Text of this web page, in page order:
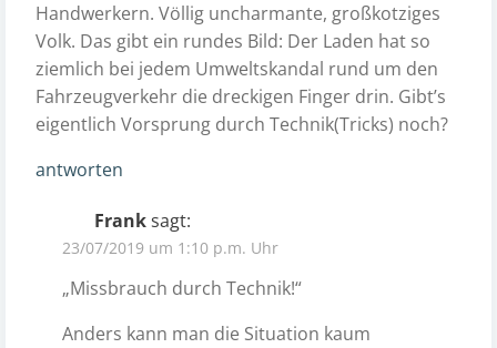
Handwerkern. Völlig uncharmante, großkotziges
Volk. Das gibt ein rundes Bild: Der Laden hat so
ziemlich bei jedem Umweltskandal rund um den
Fahrzeugverkehr die dreckigen Finger drin. Gibt’s
eigentlich Vorsprung durch Technik(Tricks) noch?
antworten
Franksagt:
23/07/2019 um 1:10 p.m. Uhr
„Missbrauch durch Technik!“
Anders kann man die Situation kaum